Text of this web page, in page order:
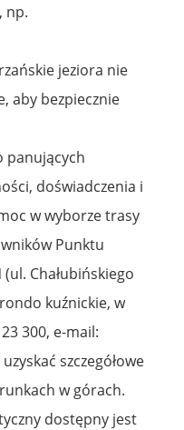
np.
jeziora nie
aby bezpiecznie
panujących
doświadczenia i
w wyborze trasy
Punktu
Chałubińskiego
kuźnickie, w
300, e-mail:
szczegółowe
w górach.
dostępny jest